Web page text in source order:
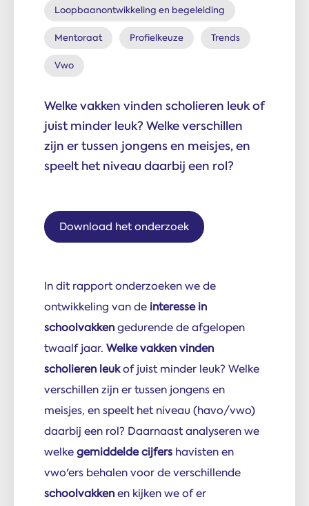
Loopbaanontwikkeling en begeleiding
Mentoraat Profielkeuze Trends
Vwo
Welke vakken vinden scholieren leuk of
juist minder leuk? Welke verschillen
zijn er tussen jongens en meisjes, en
speelt het niveau daarbij een rol?
Download het onderzoek
In dit rapport onderzoeken we de
ontwikkeling van de interesse in
schoolvakkengedurende de afgelopen
twaalf jaar. Welke vakken vinden
scholieren leukof juist minder leuk? Welke
verschillen zijn er tussen jongens en
meisjes, en speelt het niveau (havo/vwo)
daarbij een rol? Daarnaast analyseren we
welkegemiddelde cijfers havisten en
vwo'ers behalen voor de verschillende
schoolvakkenen kijken we of er